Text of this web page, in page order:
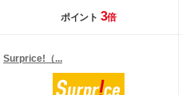
ポイント 3倍
Surprice!（...